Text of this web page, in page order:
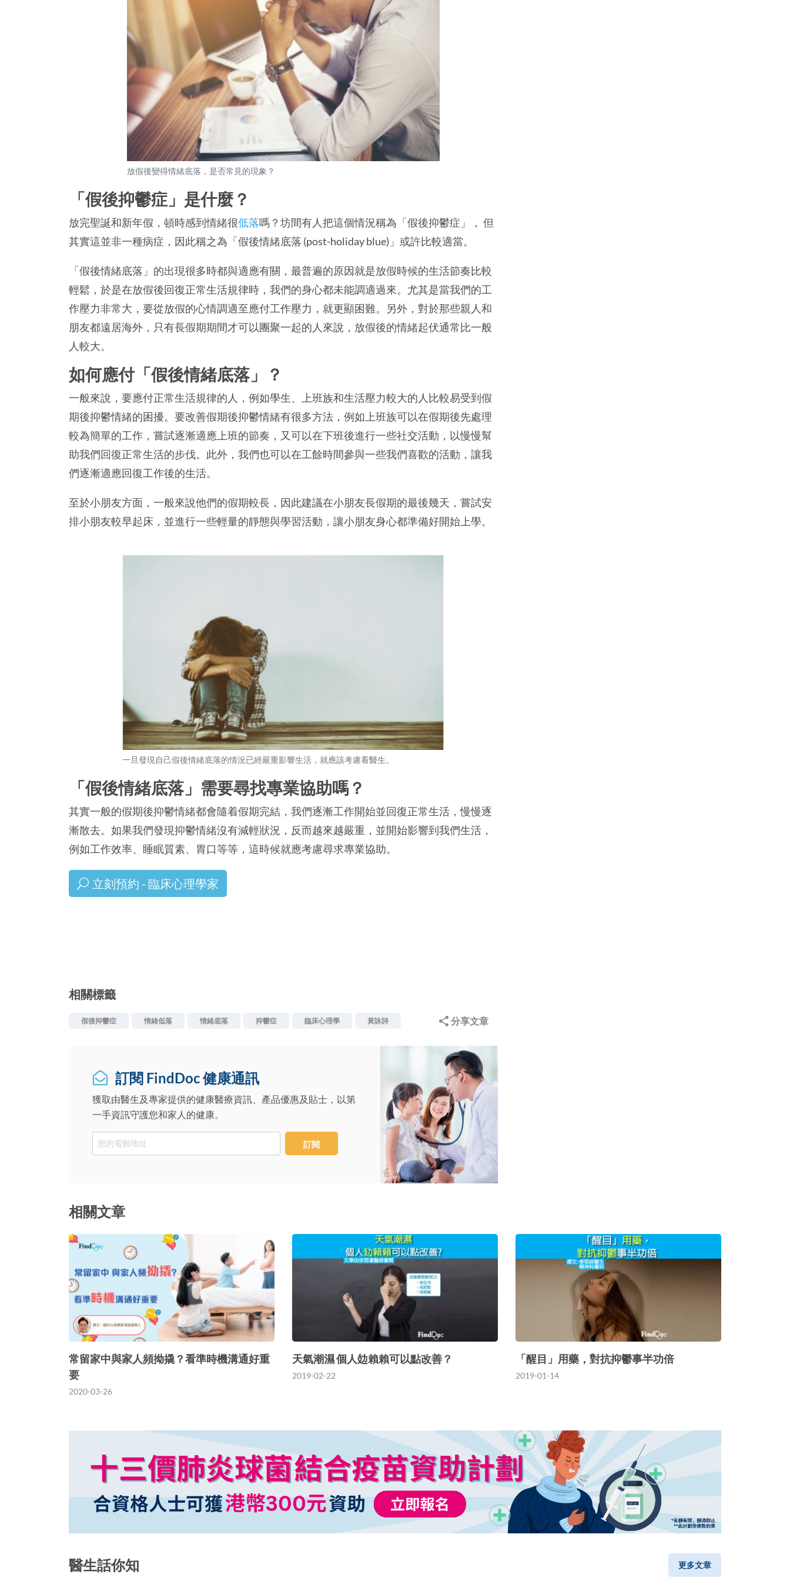
放假後變得情緒底落，是否常見的現象？
「假後抑鬱症」是什麼？
放完聖誕和新年假，頓時感到情緒很低落嗎？坊間有人把這個情況稱為「假後抑鬱症」， 但
其實這並非一種病症，因此稱之為「假後情緒底落 (post-holiday blue)」或許比較適當。
「假後情緒底落」的出現很多時都與適應有關，最普遍的原因就是放假時候的生活節奏比較
輕鬆，於是在放假後回復正常生活規律時，我們的身心都未能調適過來。尤其是當我們的工
作壓力非常大，要從放假的心情調適至應付工作壓力，就更顯困難。另外，對於那些親人和
朋友都遠居海外，只有長假期期間才可以團聚一起的人來說，放假後的情緒起伏通常比一般
人較大。
如何應付「假後情緒底落」 ？
一般來說，要應付正常生活規律的人，例如學生、上班族和生活壓力較大的人比較易受到假
期後抑鬱情緒的困擾。要改善假期後抑鬱情緒有很多方法，例如上班族可以在假期後先處理
較為簡單的工作，嘗試逐漸適應上班的節奏，又可以在下班後進行一些社交活動，以慢慢幫
助我們回復正常生活的步伐。此外，我們也可以在工餘時間參與一些我們喜歡的活動，讓我
們逐漸適應回復工作後的生活。
至於小朋友方面，一般來說他們的假期較長，因此建議在小朋友長假期的最後幾天，嘗試安
排小朋友較早起床，並進行一些輕量的靜態與學習活動，讓小朋友身心都準備好開始上學。
一旦發現自己假後情緒底落的情況已經嚴重影響生活，就應該考慮看醫生。
「假後情緒底落」需要尋找專業協助嗎？
其實一般的假期後抑鬱情緒都會隨着假期完結，我們逐漸工作開始並回復正常生活，慢慢逐
漸散去。如果我們發現抑鬱情緒沒有減輕狀況，反而越來越嚴重，並開始影響到我們生活，
例如工作效率、睡眠質素、胃口等等，這時候就應考慮尋求專業協助。
立刻預約 - 臨床心理學家
相關標籤
假後抑鬱症 情緒低落 情緒底落 抑鬱症 臨床心理學 黃詠詩 分享文章
訂閱 FindDoc 健康通訊
獲取由醫生及專家提供的健康醫療資訊、產品優惠及貼士，以第
一手資訊守護您和家人的健康。
Email
訂閱
相關文章
常留家中與家人頻拗撬？看準時機溝通好重
要
2020-03-26
天氣潮濕 個人攰賴賴可以點改善？
2019-02-22
「醒目」用藥，對抗抑鬱事半功倍
2019-01-14
醫生話你知 更多文章